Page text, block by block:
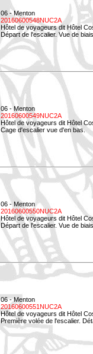
06 - Menton
20160600548NUC2A
Hôtel de voyageurs dit Hôtel
Départ de l'escalier. Vue de
06 - Menton
20160600549NUC2A
Hôtel de voyageurs dit Hôtel
Cage d'escalier vue d'en bas.
06 - Menton
20160600550NUC2A
Hôtel de voyageurs dit Hôtel
Départ de l'escalier. Vue de
06 - Menton
20160600551NUC2A
Hôtel de voyageurs dit Hôtel
Première volée de l'escalier.